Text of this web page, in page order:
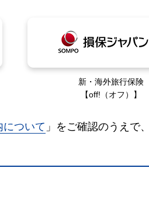
新・海外旅行保険
【off!（オフ）】
ついて 」をご確認のうえで、